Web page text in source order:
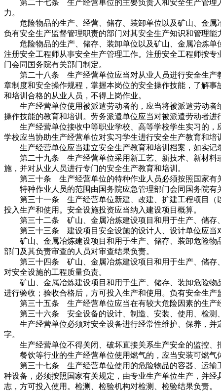
第二十七条 生产经营单位的主要负责人和安全生产管理
力。
危险物品的生产、经营、储存、装卸单位以及矿山、金属
负有安全生产监督管理职责的部门对其安全生产知识和管理能
危险物品的生产、储存、装卸单位以及矿山、金属冶炼单
注册安全工程师从事安全生产管理工作。注册安全工程师按
门会同国务院有关部门制定。
第二十八条 生产经营单位应当对从业人员进行安全生产
章制度和安全操作规程，掌握本岗位的安全操作技能，了解
和培训合格的从业人员，不得上岗作业。
生产经营单位使用被派遣劳动者的，应当将被派遣劳动者
操作技能的教育和培训。劳务派遣单位应当对被派遣劳动者进
生产经营单位接收中等职业学校、高等学校学生实习的，
学校应当协助生产经营单位对实习学生进行安全生产教育和培
生产经营单位应当建立安全生产教育和培训档案，如实记
第二十九条 生产经营单位采用新工艺、新技术、新材料
施，并对从业人员进行专门的安全生产教育和培训。
第三十条 生产经营单位的特种作业人员必须按照国家有
特种作业人员的范围由国务院应急管理部门会同国务院有
第三十一条 生产经营单位新建、改建、扩建工程项目（
投入生产和使用。安全设施投资应当纳入建设项目概算。
第三十二条 矿山、金属冶炼建设项目和用于生产、储存
第三十三条 建设项目安全设施的设计人、设计单位应当
矿山、金属冶炼建设项目和用于生产、储存、装卸危险物
部门及其负责审查的人员对审查结果负责。
第三十四条 矿山、金属冶炼建设项目和用于生产、储存
对安全设施的工程质量负责。
矿山、金属冶炼建设项目和用于生产、储存、装卸危险物
进行验收；验收合格后，方可投入生产和使用。负有安全生
第三十五条 生产经营单位应当在有较大危险因素的生产
第三十六条 安全设备的设计、制造、安装、使用、检测
生产经营单位必须对安全设备进行经常性维护、保养，并
字。
生产经营单位不得关闭、破坏直接关系生产安全的监控、
餐饮等行业的生产经营单位使用燃气的，应当安装可燃气
第三十七条 生产经营单位使用的危险物品的容器、运输
种设备，必须按照国家有关规定，由专业生产单位生产，并
志，方可投入使用。检测、检验机构对检测、检验结果负责。